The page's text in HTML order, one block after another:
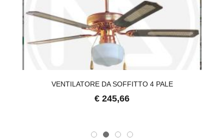
VENTILATORE DA SOFFITTO 4 PALE
€ 245,66